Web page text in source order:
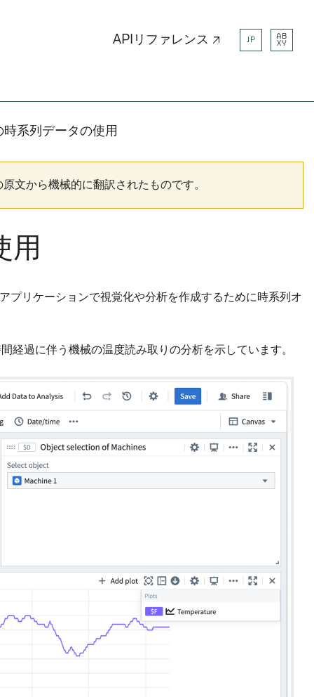
APIリファレンス ↗ JP
AB
XY
系列データの使用
文から機械的に翻訳されたものです。
用
プリケーションで視覚化や分析を作成するために時系列オ
経過に伴う機械の温度読み取りの分析を示しています。